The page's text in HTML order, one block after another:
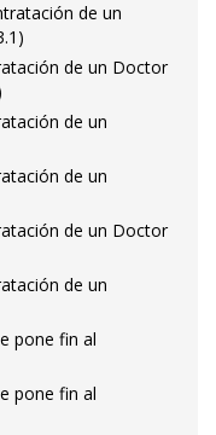
de un
de un Doctor
de un
de un
de un Doctor
de un
pone fin al
pone fin al